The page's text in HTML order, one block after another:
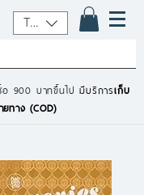
THB (฿)
อ 900 บาทขึ้นไปมีบริการเก็บ
ยทาง (COD)